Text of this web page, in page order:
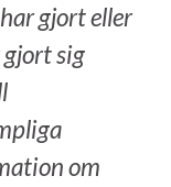
gjort eller
sig
om